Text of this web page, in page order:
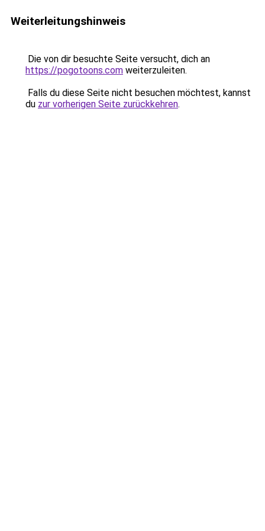
Weiterleitungshinweis
Die von dir besuchte Seite versucht, dich an
https://pogotoons.com weiterzuleiten.
Falls du diese Seite nicht besuchen möchtest, kannst
du zur vorherigen Seite zurückkehren.